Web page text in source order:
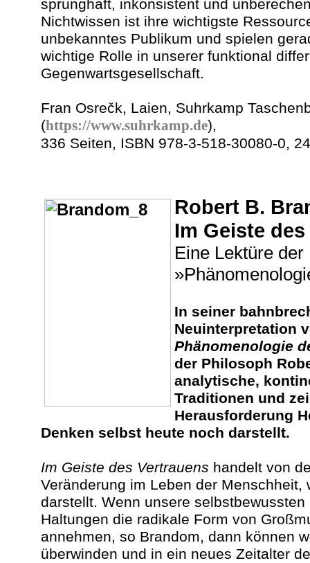
sprunghaft, inkonsistent und
Nichtwissen ist ihre wichtigste
unbekanntes Publikum und spielen
wichtige Rolle in unserer funktional
Gegenwartsgesellschaft.
Fran Osrečk, Laien, Suhrkamp
(https://www.suhrkamp.de),
336 Seiten, ISBN 978-3-518-30080-0,
Robert B.
Im Geiste
Eine Lektüre der
In seiner
Neuinterpretation
Phänomenologie
der Philosoph
analytische,
Traditionen und
Herausforderung
Denken selbst heute noch darstellt.
Im Geiste des Vertrauens handelt von
Veränderung im Leben der Menschheit,
darstellt. Wenn unsere
Haltungen die radikale Form von
annehmen, so Brandom, dann können
überwinden und in ein neues Zeitalter